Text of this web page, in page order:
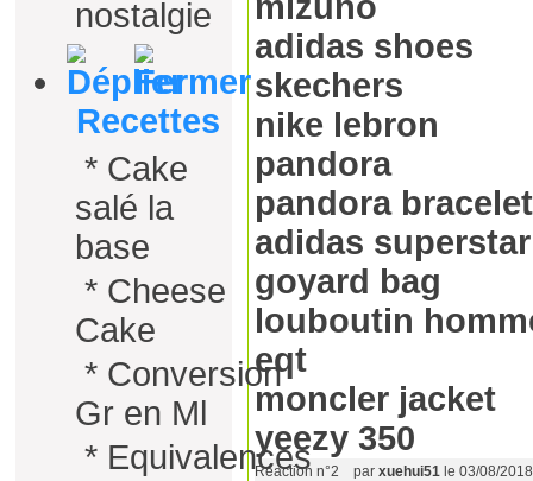
nostalgie
Recettes
* Cake
salé la
base
* Cheese
Cake
* Conversion
Gr en Ml
* Equivalences
adidas shoes
skechers
nike lebron
pandora
pandora bracelet
adidas superstar
goyard bag
louboutin
eqt
moncler jacket
yeezy 350
Réaction n°2 par xuehui51 le 03/08/